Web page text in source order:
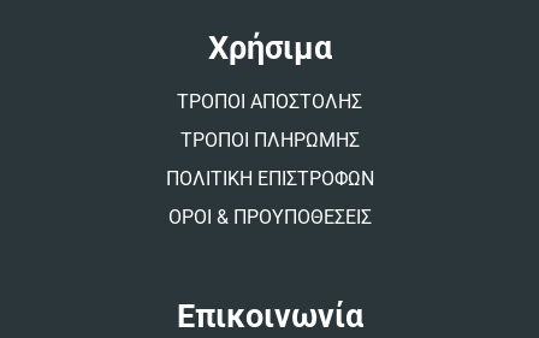
Χρήσιμα
ΤΡΟΠΟΙ ΑΠΟΣΤΟΛΗΣ
ΤΡΟΠΟΙ ΠΛΗΡΩΜΗΣ
ΠΟΛΙΤΙΚΗ ΕΠΙΣΤΡΟΦΩΝ
ΟΡΟΙ & ΠΡΟΥΠΟΘΕΣΕΙΣ
Επικοινωνία